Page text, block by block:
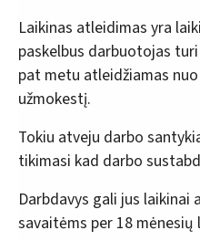
Laikinas atleidimas yra
paskelbus darbuotojas
pat metu atleidžiamas
užmokestį.
Tokiu atveju darbo
tikimasi kad darbo
Darbdavys gali jus
savaitėms per 18